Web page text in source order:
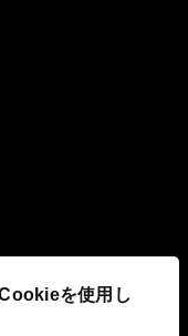
を使用し